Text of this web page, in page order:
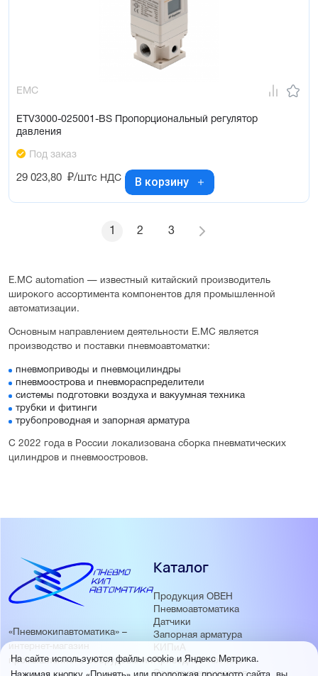
EMC
ETV3000-025001-BS Пропорциональный регулятор
давления
Под заказ
29 023,80 ₽/штс НДС В корзину
1 2 3
E.MC automation — известный китайский производитель
широкого ассортимента компонентов для промышленной
автоматизации.
Основным направлением деятельности E.MC является
производство и поставки пневмоавтоматки:
пневмоприводы и пневмоцилиндры
пневмоострова и пневмораспределители
системы подготовки воздуха и вакуумная техника
трубки и фитинги
трубопроводная и запорная арматура
С 2022 года в России локализована сборка пневматических
цилиндров и пневмоостровов.
«Пневмокипавтоматика» –
интернет-магазин
промышленного оборудования
Каталог
Продукция ОВЕН
Пневмоавтоматика
Датчики
Запорная арматура
КИПиА
Приводная техника
Электротехническая
На сайте используются файлы cookie и Яндекс Метрика.